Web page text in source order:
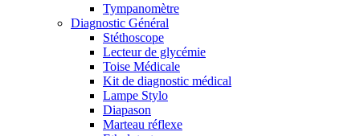
Tympanomètre
Diagnostic Général
Stéthoscope
Lecteur de glycémie
Toise Médicale
Kit de diagnostic médical
Lampe Stylo
Diapason
Marteau réflexe